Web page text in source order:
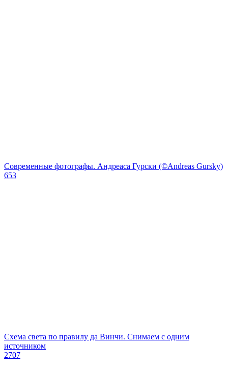
Современные фотографы. Андреаса Гурски (©Andreas Gursky)
653
Схема света по правилу да Винчи. Снимаем с одним
источником
2707